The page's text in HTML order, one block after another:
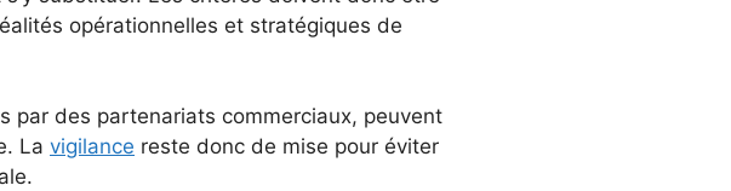
opérationnelles et stratégiques de
par des partenariats commerciaux, peuvent
La vigilance reste donc de mise pour éviter